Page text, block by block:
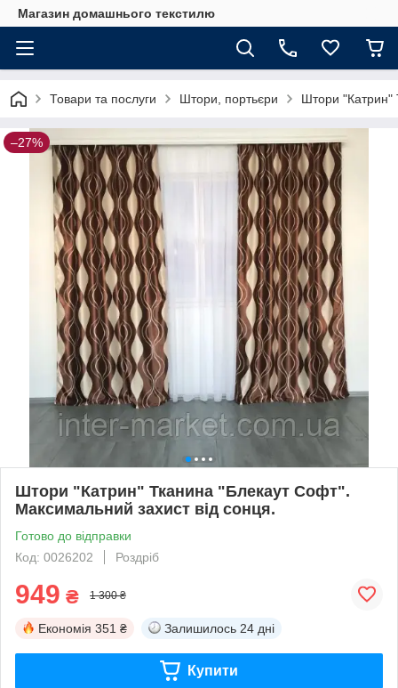
Магазин домашнього текстилю
Товари та послуги Штори, портьєри Штори "Катрин"
–27%
Штори "Катрин" Тканина "Блекаут Софт".
Максимальний захист від сонця.
Готово до відправки
Код: 0026202
Роздріб
949 ₴ 1 300 ₴
Економія 351 ₴ Залишилось 24 дні
Купити